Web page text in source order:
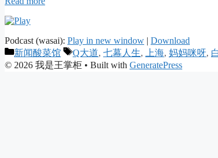
Podcast (wasai): Play in new window | Download
Categories
新闻酸菜馆 Tags
Q大道, 七幕人生, 上海, 妈妈咪呀,
© 2026 我是王掌柜 • Built with GeneratePress